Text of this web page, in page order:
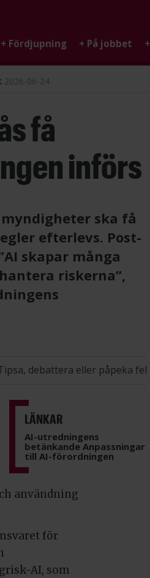
+ Fördjupning + På jobbet +
få
införs
ska få
efterlevs. Post-
skapar många
riskerna”,
debattera eller påpeka fel
LÄNKAR
AI-utredningens
betänkande Anpassningar
till AI-förordningen
användning
för
AI, som